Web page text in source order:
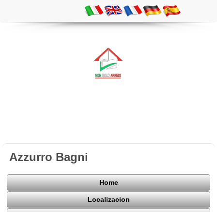
Azzurro Bagni
Home
Localizacion